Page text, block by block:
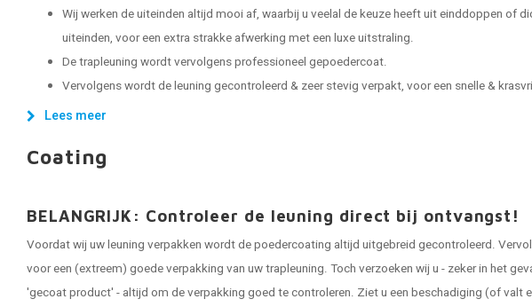
Wij werken de uiteinden altijd mooi af, waarbij u veelal de keuze heeft uit einddoppen of
uiteinden, voor een extra strakke afwerking met een luxe uitstraling.
De trapleuning wordt vervolgens professioneel gepoedercoat.
Vervolgens wordt de leuning gecontroleerd & zeer stevig verpakt, voor een snelle &
Lees meer
Coating
BELANGRIJK: Controleer de leuning direct bij ontvangst!
Voordat wij uw leuning verpakken wordt de poedercoating altijd uitgebreid gecontroleerd.
voor een (extreem) goede verpakking van uw trapleuning. Toch verzoeken wij u - zeker in het
'gecoat product' - altijd om de verpakking goed te controleren. Ziet u een beschadiging (of valt